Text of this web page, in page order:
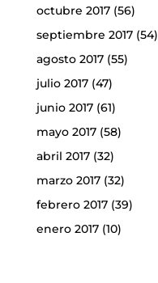
octubre 2017(56)
septiembre 2017(54)
agosto 2017(55)
julio 2017(47)
junio 2017(61)
mayo 2017(58)
abril 2017(32)
marzo 2017(32)
febrero 2017(39)
enero 2017(10)